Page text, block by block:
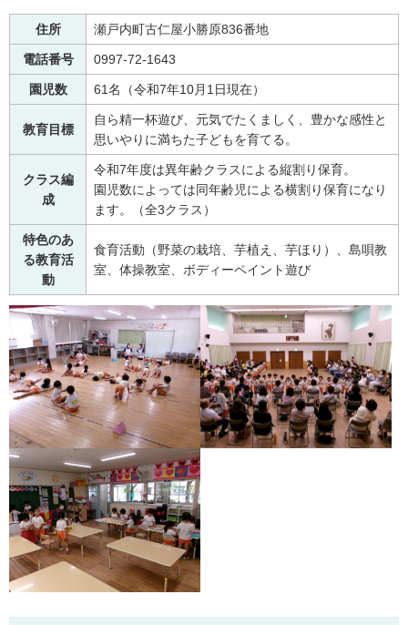
住所 瀬戸内町古仁屋小勝原836番地
電話番号 0997-72-1643
園児数 61名（令和7年10月1日現在）
教育目標
自ら精一杯遊び、元気でたくましく、豊かな感性と
思いやりに満ちた子どもを育てる。
クラス編
成
令和7年度は異年齢クラスによる縦割り保育。
園児数によっては同年齢児による横割り保育になり
ます。（全3クラス）
特色のあ
る教育活
動
食育活動（野菜の栽培、芋植え、芋ほり）、島唄教
室、体操教室、ボディーペイント遊び